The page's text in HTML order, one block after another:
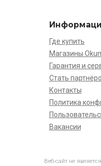
Где купить
Магазины
Гарантия и
Стать
Контакты
Политика
Вакансии
Веб-сайт не